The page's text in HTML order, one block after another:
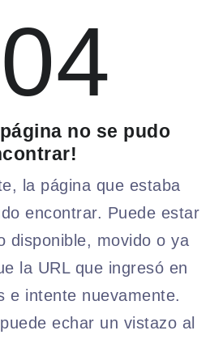
no se pudo
la página que estaba
encontrar. Puede estar
disponible, movido o ya
la URL que ingresó en
e intente nuevamente.
echar un vistazo al